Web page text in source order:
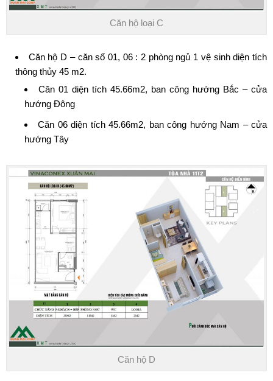
Căn hộ loại C
Căn hộ D – căn số 01, 06 : 2 phòng ngủ 1 vệ sinh diện tích
thông thủy 45 m2.
Căn 01 diện tích 45.66m2, ban công hướng Bắc – cửa
hướng Đông
Căn 06 diện tích 45.66m2, ban công hướng Nam – cửa
hướng Tây
Căn hộ D